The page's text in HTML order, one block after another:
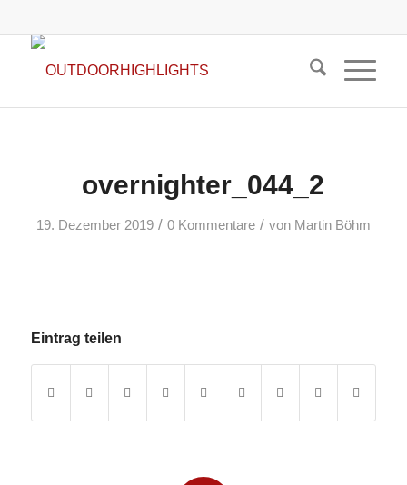
overnighter_044_2
19. Dezember 2019 / 0 Kommentare / von Martin Böhm
Eintrag teilen